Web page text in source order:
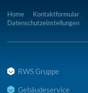
Home Kontaktformular
Datenschutzeinstellungen
RWS Gruppe
Gebäudeservice